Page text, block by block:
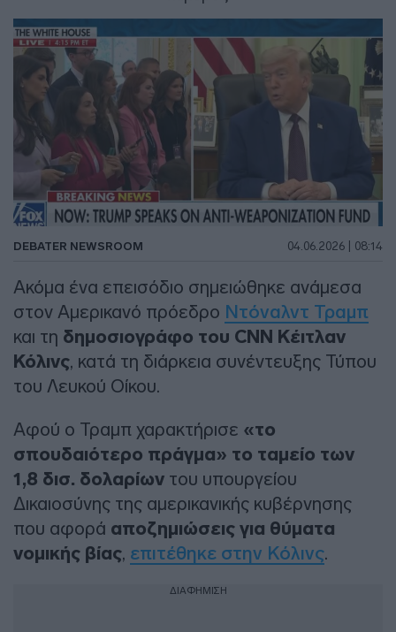
DEBATER NEWSROOM 04.06.2026 | 08:14
Ακόμα ένα επεισόδιο σημειώθηκε ανάμεσα
στον Αμερικανό πρόεδρο Ντόναλντ Τραμπ
και τη δημοσιογράφο του CNN Κέιτλαν
Κόλινς, κατά τη διάρκεια συνέντευξης Τύπου
του Λευκού Οίκου.
Αφού ο Τραμπ χαρακτήρισε «το
σπουδαιότερο πράγμα» το ταμείο των
1,8 δισ. δολαρίων του υπουργείου
Δικαιοσύνης της αμερικανικής κυβέρνησης
που αφορά αποζημιώσεις για θύματα
νομικής βίας, επιτέθηκε στην Κόλινς.
ΔΙΑΦΗΜΙΣΗ